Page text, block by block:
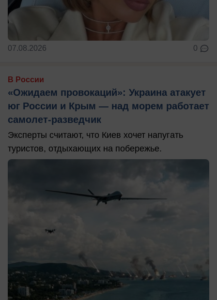
07.08.2026 0
В России
«Ожидаем провокаций»: Украина атакует
юг России и Крым — над морем работает
самолет-разведчик
Эксперты считают, что Киев хочет напугать
туристов, отдыхающих на побережье.